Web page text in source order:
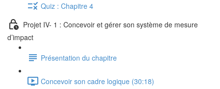
Quiz : Chapitre 4
Projet IV- 1 : Concevoir et gérer son système de mesure
d’impact
Présentation du chapitre
Concevoir son cadre logique (30:18)